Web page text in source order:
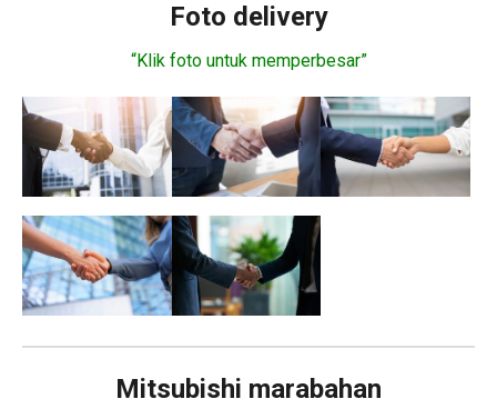
Foto delivery
“Klik foto untuk memperbesar”
Mitsubishi marabahan